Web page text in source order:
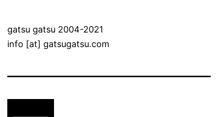
gatsu gatsu 2004-2021
info [at] gatsugatsu.com